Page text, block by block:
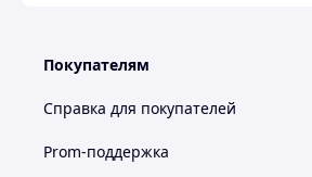
Покупателям
Справка для покупателей
Prom-поддержка